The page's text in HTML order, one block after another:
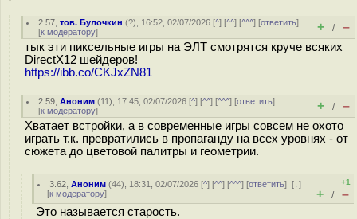
2.57 ,тов. Булочкин (?), 16:52, 02/07/2026 [^] [^^] [^^^] [ответить]
[к модератору] + / –
тык эти пиксельные игры на ЭЛТ смотрятся круче всяких
DirectX12 шейдеров!
https://ibb.co/CKJxZN81
2.59 ,Аноним (11), 17:45, 02/07/2026 [^] [^^] [^^^] [ответить]
[к модератору] + / –
Хватает встройки, а в современные игры совсем не охото
играть т.к. превратились в пропаганду на всех уровнях - от
сюжета до цветовой палитры и геометрии.
3.62 ,Аноним (44), 18:31, 02/07/2026 [^] [^^] [^^^] [ответить][↓]
[к модератору]
+1
+ / –
Это называется старость.